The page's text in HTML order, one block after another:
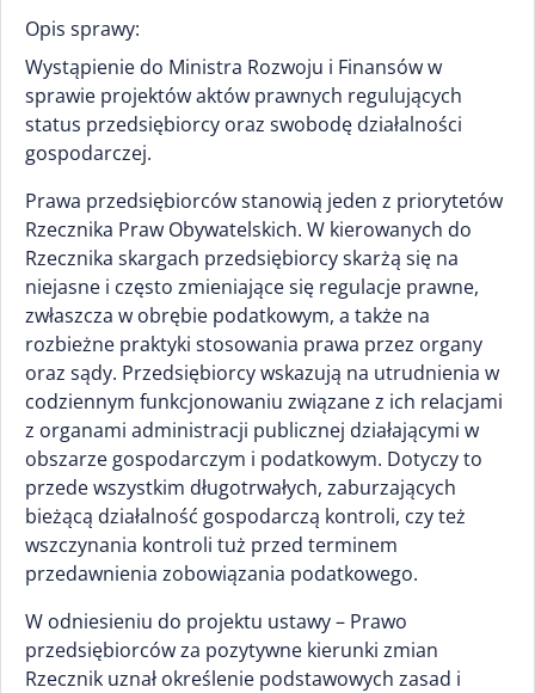
Opis sprawy:
Wystąpienie do Ministra Rozwoju i Finansów w
sprawie projektów aktów prawnych regulujących
status przedsiębiorcy oraz swobodę działalności
gospodarczej.
Prawa przedsiębiorców stanowią jeden z priorytetów
Rzecznika Praw Obywatelskich. W kierowanych do
Rzecznika skargach przedsiębiorcy skarżą się na
niejasne i często zmieniające się regulacje prawne,
zwłaszcza w obrębie podatkowym, a także na
rozbieżne praktyki stosowania prawa przez organy
oraz sądy. Przedsiębiorcy wskazują na utrudnienia w
codziennym funkcjonowaniu związane z ich relacjami
z organami administracji publicznej działającymi w
obszarze gospodarczym i podatkowym. Dotyczy to
przede wszystkim długotrwałych, zaburzających
bieżącą działalność gospodarczą kontroli, czy też
wszczynania kontroli tuż przed terminem
przedawnienia zobowiązania podatkowego.
W odniesieniu do projektu ustawy – Prawo
przedsiębiorców za pozytywne kierunki zmian
Rzecznik uznał określenie podstawowych zasad i